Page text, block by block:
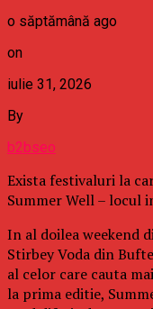
o săptămână ago
on
iulie 31, 2026
By
b2bseo
Exista festivaluri la
Summer Well – locul
In al doilea weekend
Stirbey Voda din
al celor care cauta
la prima editie,